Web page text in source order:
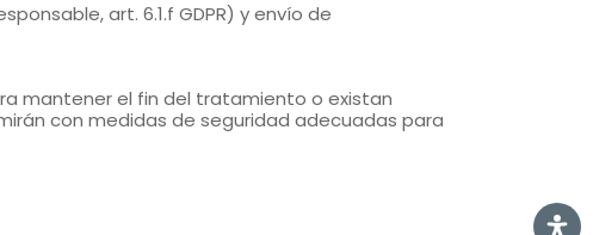
art. 6.1.f GDPR) y envío de
mantener el fin del tratamiento o existan
con medidas de seguridad adecuadas para